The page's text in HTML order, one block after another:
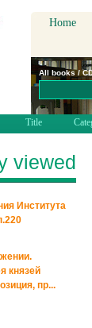
Home
All books /
Title
viewed
Института
князей
пр...